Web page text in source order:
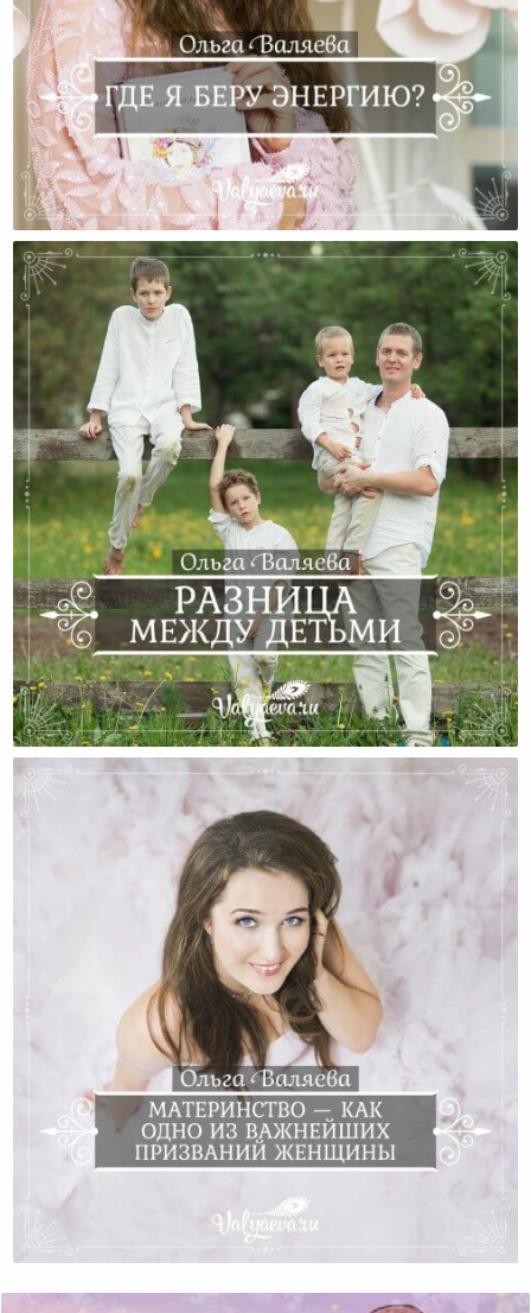
Где Брать Энергию?
Разница Между Детьми
Материнство — Как Одно Из Важнейших Призваний
Женщины